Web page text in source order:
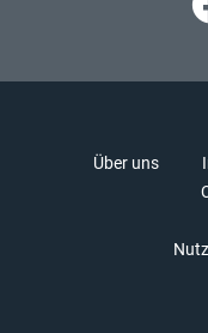
Über uns